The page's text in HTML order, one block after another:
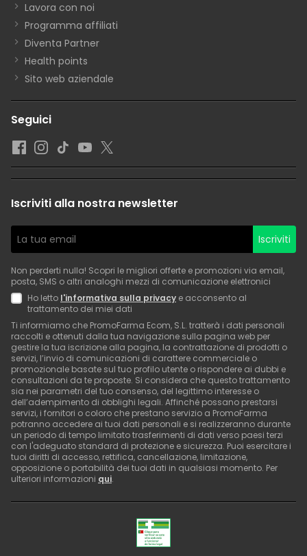
Lavora con noi
Programma affiliati
Diventa Partner
Health points
Sito web aziendale
Seguici
Iscriviti alla nostra newsletter
Iscriviti
Non perderti nulla! Scopri le migliori offerte e promozioni via email,
posta, SMS o altri analoghi mezzi di comunicazione elettronici
Ho letto l'informativa sulla privacy e acconsento al
trattamento dei miei dati
Ti informiamo che PromoFarma Ecom, S.L. tratterà i dati personali
raccolti e ottenuti dalla tua navigazione sulla pagina web per
gestire la tua iscrizione alla pagina, la contrattazione di prodotti o
servizi, l’invio di comunicazioni di carattere commerciale o
promozionale basate sul tuo profilo utente o rispondere ai dubbi e
consultazioni da te proposte. Si considera che questo trattamento
sia nei parametri del tuo consenso, del legittimo interesse o
dell’adempimento di obblighi legali. Affinché possano prestarsi
servizi, i fornitori o coloro che prestano servizio a PromoFarma
potranno accedere ai tuoi dati personali e si realizzeranno durante
un periodo di tempo limitato trasferimenti di dati verso paesi terzi
con l'adeguato standard di protezione e sicurezza. Puoi esercitare i
tuoi diritti di accesso, rettifica, cancellazione, limitazione,
opposizione o portabilità dei tuoi dati in qualsiasi momento. Per
ulteriori informazioni qui.